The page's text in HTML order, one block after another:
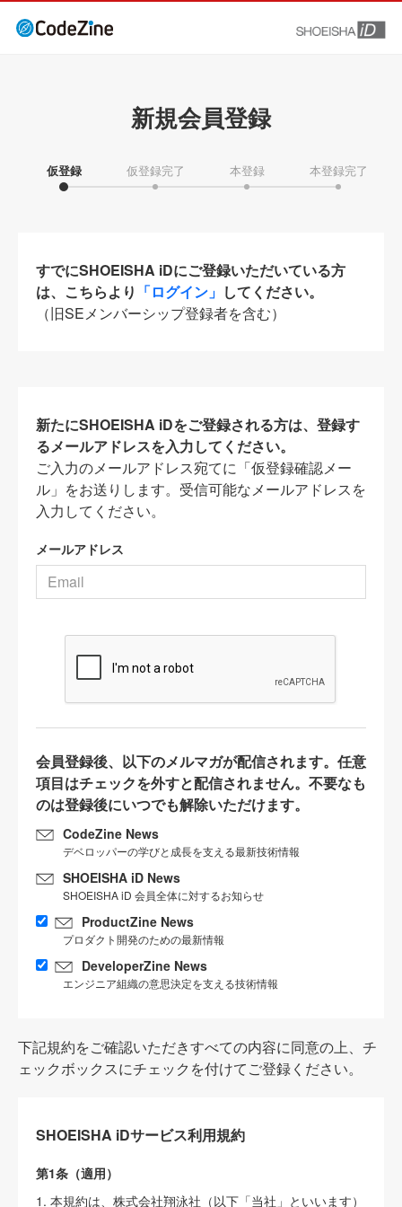
新規会員登録
仮登録 仮登録完了 本登録 本登録完了
すでにSHOEISHA iDにご登録いただいている方
は、こちらより 「ログイン」 してください。
（旧SEメンバーシップ登録者を含む）
新たにSHOEISHA iDをご登録される方は、登録す
るメールアドレスを入力してください。
ご入力のメールアドレス宛てに「仮登録確認メー
ル」をお送りします。受信可能なメールアドレスを
入力してください。
メールアドレス
会員登録後、以下のメルマガが配信されます。任意
項目はチェックを外すと配信されません。不要なも
のは登録後にいつでも解除いただけます。
CodeZine News
デベロッパーの学びと成長を支える最新技術情報
SHOEISHA iD News
SHOEISHA iD 会員全体に対するお知らせ
ProductZine News
プロダクト開発のための最新情報
DeveloperZine News
エンジニア組織の意思決定を支える技術情報
下記規約をご確認いただきすべての内容に同意の上、チ
ェックボックスにチェックを付けてご登録ください。
SHOEISHA iDサービス利用規約
第1条（適用）
1. 本規約は、株式会社翔泳社（以下「当社」といいます）